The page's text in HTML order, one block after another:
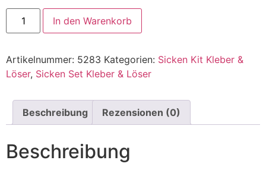
In den Warenkorb
Artikelnummer: 5283 Kategorien: Sicken Kit Kleber &
Löser, Sicken Set Kleber & Löser
Beschreibung Rezensionen (0)
Beschreibung